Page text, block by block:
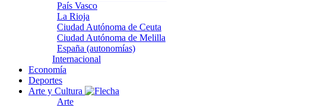
País Vasco
La Rioja
Ciudad Autónoma de Ceuta
Ciudad Autónoma de Melilla
España (autonomías)
Internacional
Economía
Deportes
Arte y Cultura
Arte